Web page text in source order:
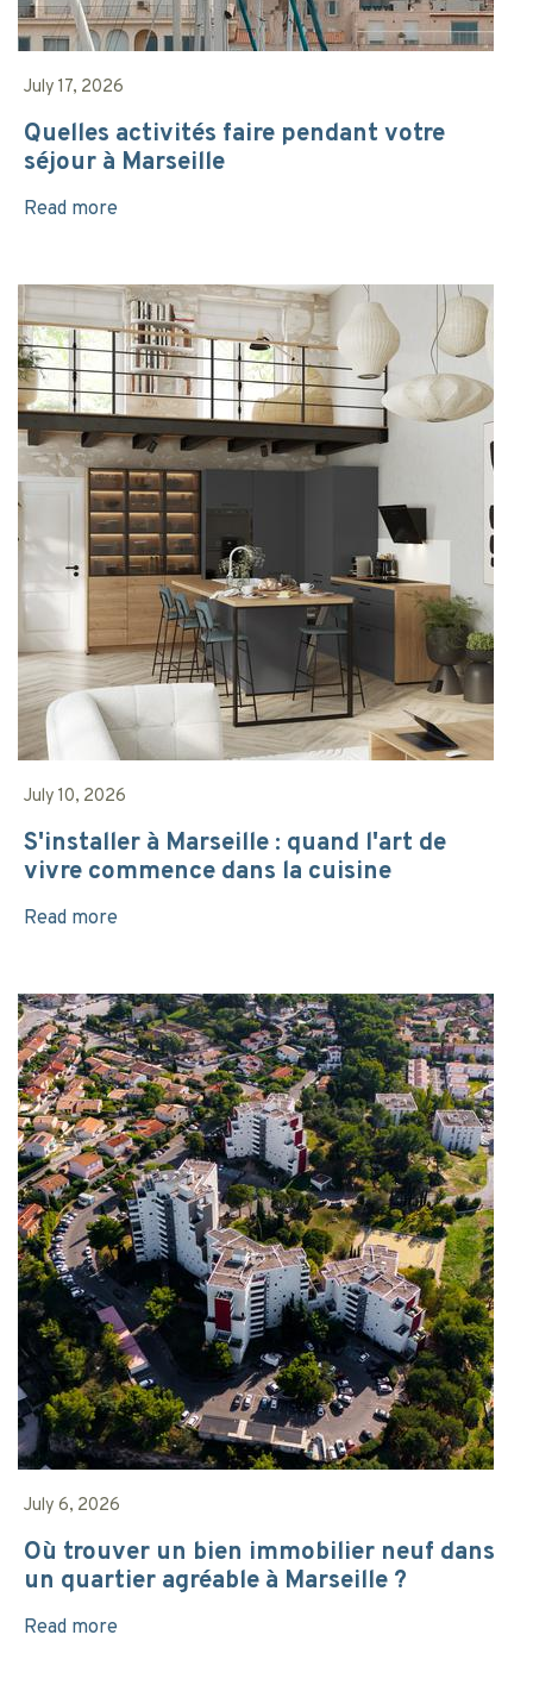
July 17, 2026
Quelles activités faire pendant votre
séjour à Marseille
Read more
July 10, 2026
S'installer à Marseille : quand l'art de
vivre commence dans la cuisine
Read more
July 6, 2026
Où trouver un bien immobilier neuf dans
un quartier agréable à Marseille ?
Read more